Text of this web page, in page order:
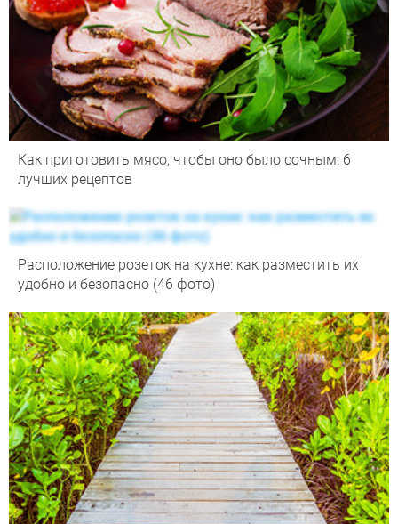
Как приготовить мясо, чтобы оно было сочным: 6
лучших рецептов
Расположение розеток на кухне: как разместить их
удобно и безопасно (46 фото)